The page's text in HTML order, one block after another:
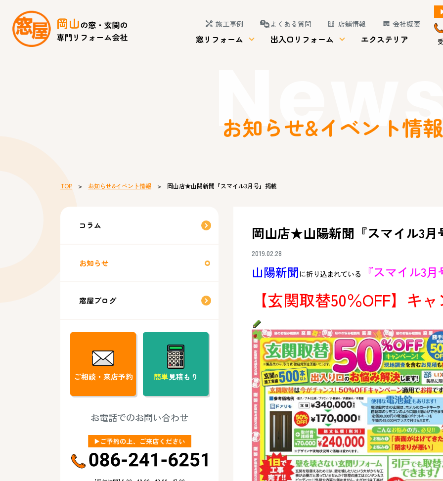
施工事例 よくある質問 店舗情報 会社概要
窓リフォーム 出入口リフォーム エクステリア
お知らせ&イベント情報
TOP > お知らせ&イベント情報 > 岡山店★山陽新聞『スマイル3月号』掲載
岡山店★山陽新聞『スマイル3月
2019.02.28
山陽新聞 に折り込まれている 『スマイル3
【玄関取替50％OFF】キ
コラム
お知らせ
窓屋ブログ
ご相談・来店予約 簡単見積もり
お電話でのお問い合わせ